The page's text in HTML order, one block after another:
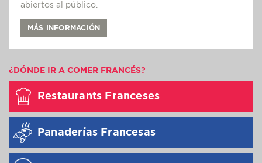
abiertos al público.
MÁS INFORMACIÓN
¿DÓNDE IR A COMER FRANCÉS?
Restaurants Franceses
Panaderías Francesas